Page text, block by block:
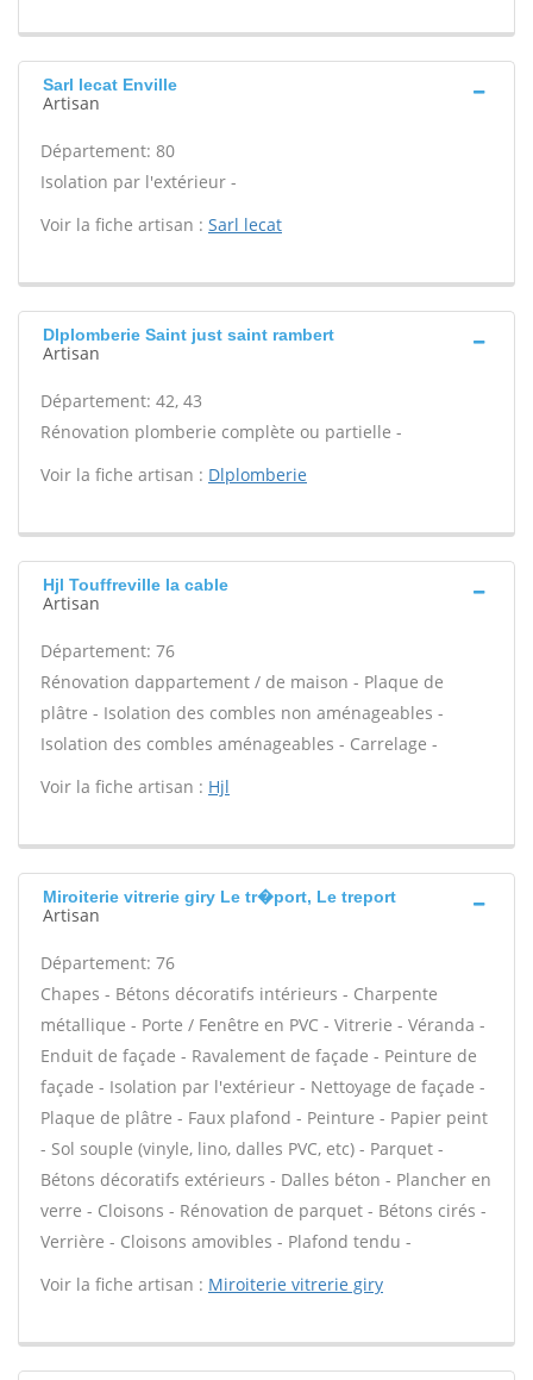
Sarl lecat Enville
Artisan
Département: 80
Isolation par l'extérieur -
Voir la fiche artisan : Sarl lecat
Dlplomberie Saint just saint rambert
Artisan
Département: 42, 43
Rénovation plomberie complète ou partielle -
Voir la fiche artisan : Dlplomberie
Hjl Touffreville la cable
Artisan
Département: 76
Rénovation dappartement / de maison - Plaque de
plâtre - Isolation des combles non aménageables -
Isolation des combles aménageables - Carrelage -
Voir la fiche artisan : Hjl
Miroiterie vitrerie giry Le tr�port, Le treport
Artisan
Département: 76
Chapes - Bétons décoratifs intérieurs - Charpente
métallique - Porte / Fenêtre en PVC - Vitrerie - Véranda -
Enduit de façade - Ravalement de façade - Peinture de
façade - Isolation par l'extérieur - Nettoyage de façade -
Plaque de plâtre - Faux plafond - Peinture - Papier peint
- Sol souple (vinyle, lino, dalles PVC, etc) - Parquet -
Bétons décoratifs extérieurs - Dalles béton - Plancher en
verre - Cloisons - Rénovation de parquet - Bétons cirés -
Verrière - Cloisons amovibles - Plafond tendu -
Voir la fiche artisan : Miroiterie vitrerie giry